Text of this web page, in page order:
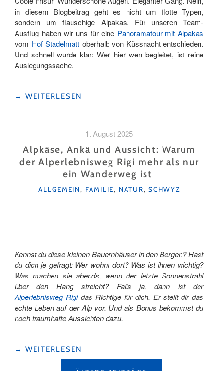
in diesem Blogbeitrag geht es nicht um flotte Typen,
sondern um flauschige Alpakas. Für unseren Team-
Ausflug haben wir uns für eine Panoramatour mit Alpakas
vom Hof Stadelmatt oberhalb von Küssnacht entschieden.
Und schnell wurde klar: Wer hier wen begleitet, ist reine
Auslegungssache.
"ALPAKATREKKING
ENTSCHLEUNIGUNG
MIT
AUSSICHT
IN
KÜSSNACHT "
→ WEITERLESEN
1. August 2025
Alpkäse, Ankä und Aussicht: Warum
der Alperlebnisweg Rigi mehr als nur
ein Wanderweg ist
KATEGORIEN
ALLGEMEIN, FAMILIE, NATUR, SCHWYZ
Kennst du diese kleinen Bauernhäuser in den Bergen? Hast
du dich je gefragt: Wer wohnt dort? Was ist ihnen wichtig?
Was machen sie abends, wenn der letzte Sonnenstrahl
über den Hang streicht? Falls ja, dann ist der
Alperlebnisweg Rigidas Richtige für dich. Er stellt dir das
echte Leben auf der Alp vor. Und als Bonus bekommst du
noch traumhafte Aussichten dazu.
"ALPKÄSE,
→ WEITERLESEN
BEITRAGSNAVIGATION